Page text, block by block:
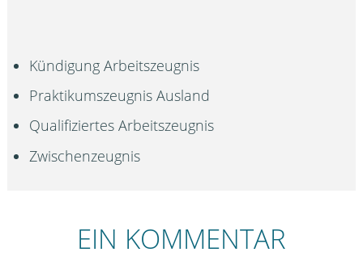
Kündigung Arbeitszeugnis
Praktikumszeugnis Ausland
Qualifiziertes Arbeitszeugnis
Zwischenzeugnis
EIN KOMMENTAR